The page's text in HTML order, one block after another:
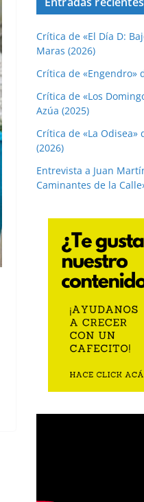
Crítica de «El Día D:
Maras (2026)
Crítica de «Engendro»
Crítica de «Los
Azúa (2025)
Crítica de «La
(2026)
Entrevista a Juan
Caminantes de la